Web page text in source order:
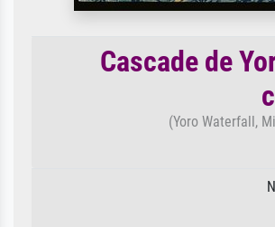
Cascade de
(Yoro Waterfall,